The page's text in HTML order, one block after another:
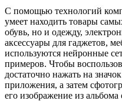
С помощью технологий
умеет находить товары
обувь, но и одежду,
аксессуары для гаджетов,
используются нейронные
примеров. Чтобы
достаточно нажать на
приложения, а затем
его изображение из альбома